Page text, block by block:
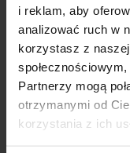
i reklam, aby
analizować ruch w
korzystasz z
Partnerzy mogą
otrzymanymi od
korzystania z ich
Katalog Outdoor
Więcej